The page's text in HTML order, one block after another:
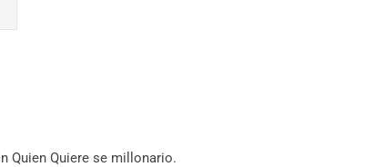
Quien Quiere se millonario.